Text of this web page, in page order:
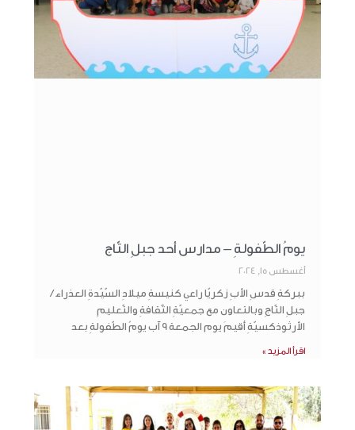
يومُ الطّفولةِ – مدارس أحد جبلِ التّاج
أغسطس 15, 2024
ببركةِ قدسِ الأبِ زكريّا راعي كنيسةِ ميلادِ السّيّدةِ العذراء /
جبلِ التّاجِ وبالتعاون مع جمعيّةِ الثّقافةِ والتّعليمِ
الأرثوذكسيّةِ أقيمَ يوم الجمعة 9 آب يومُ الطّفولةِ بعد
اقرأ المزيد »